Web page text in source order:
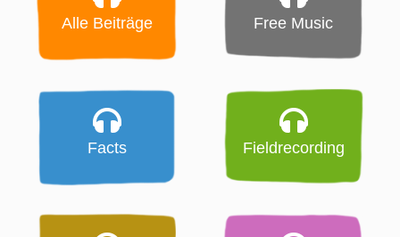
Alle Beiträge Free Music
Facts Fieldrecording